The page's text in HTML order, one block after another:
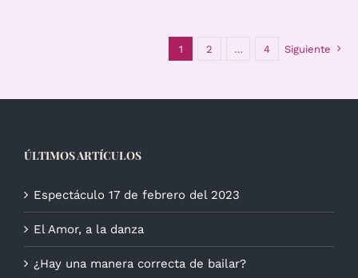
1 2 … 4 Siguiente
ÚLTIMOS ARTÍCULOS
Espectáculo 17 de febrero del 2023
El Amor, a la danza
¿Hay una manera correcta de bailar?